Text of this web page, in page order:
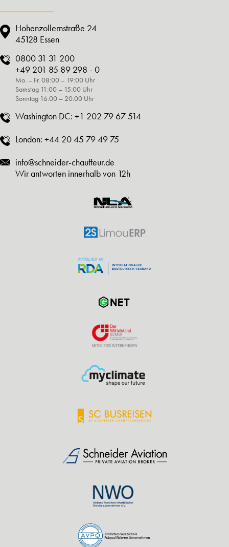
Hohenzollernstraße 24
45128 Essen
0800 31 31 200
+49 201 85 89 298 - 0
Mo. – Fr. 08:00 – 19:00 Uhr
Samstag 11:00 – 15:00 Uhr
Sonntag 16:00 – 20:00 Uhr
Washington DC: +1 202 79 67 514
London: +44 20 45 79 49 75
info@schneider-chauffeur.de
Wir antworten innerhalb von 12h